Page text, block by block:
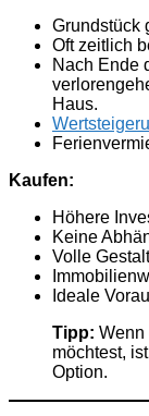
Grundstück
Oft zeitlich
Nach Ende
Haus.
Kaufen:
Höhere
Keine
Volle
Ideale
Tipp: Wenn
möchtest,
Option.